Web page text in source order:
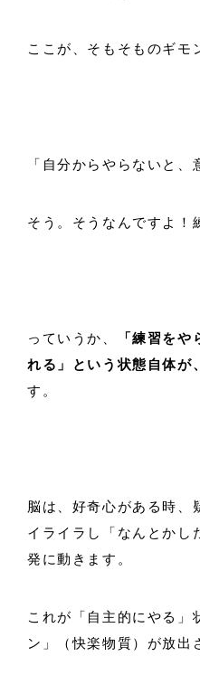
ここが、そもそものギモ
「自分からやらないと、
そう。そうなんですよ！
っていうか、
「練習を
れる」という状態自体が
す。
脳は、好奇心がある時、
イライラし「なんとかし
発に動きます。
これが「自主的にやる」
ン」（快楽物質）が放出